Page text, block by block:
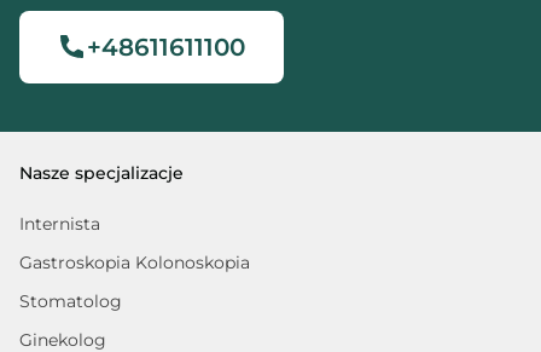
+48611611100
Nasze specjalizacje
Internista
Gastroskopia Kolonoskopia
Stomatolog
Ginekolog